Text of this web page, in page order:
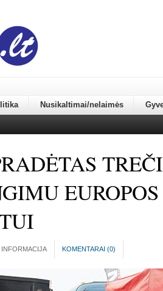
Nusikaltimai/nelaimės
INFORMACIJA KOMENTARAI (0)